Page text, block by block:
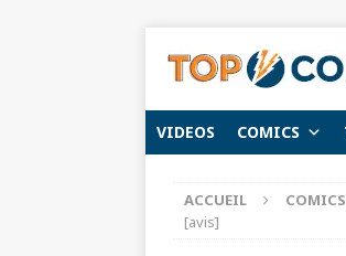
VIDEOS COMICS
ACCUEIL COMICS
[avis]